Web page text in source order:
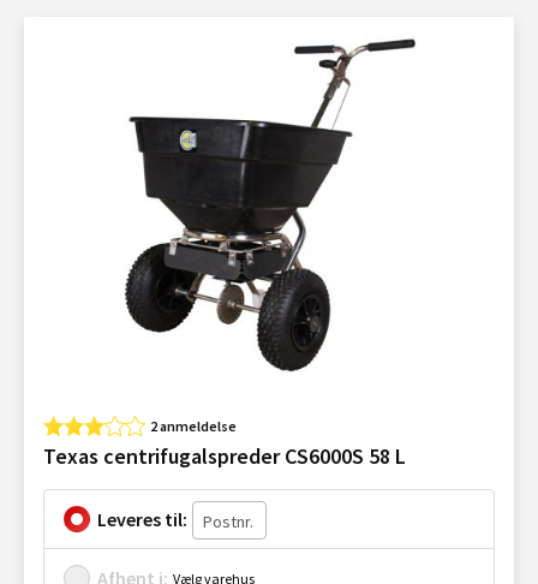
2 anmeldelse
Texas centrifugalspreder CS6000S 58 L
Leveres til:
Afhent i: Vælg varehus